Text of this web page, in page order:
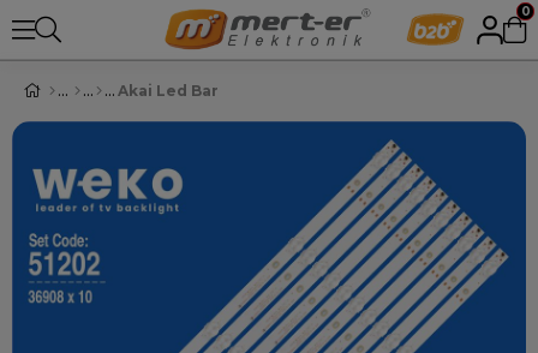
0
Akai Led Bar